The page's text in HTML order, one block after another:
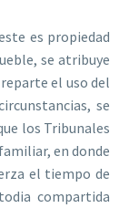
es propiedad
se atribuye
el uso del
se
los Tribunales
en donde
el tiempo de
compartida